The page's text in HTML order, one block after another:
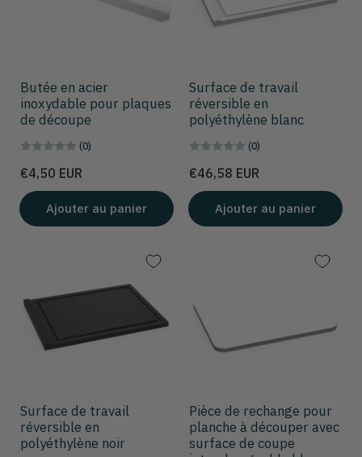
Butée en acier
inoxydable pour plaques
de découpe
(0)
Prix
€4,50 EUR
Ajouter au panier
Surface de travail
réversible en
polyéthylène blanc
(0)
Prix
€46,58 EUR
Ajouter au panier
Surface de travail
réversible en
polyéthylène noir
Pièce de rechange pour
planche à découper avec
surface de coupe